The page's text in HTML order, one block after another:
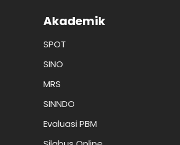
Akademik
SPOT
SINO
MRS
SINNDO
Evaluasi PBM